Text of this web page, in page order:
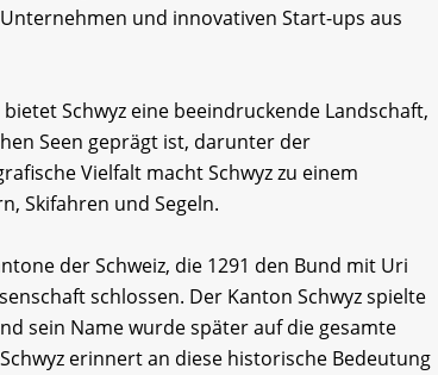
und innovativen Start-ups aus
Schwyz eine beeindruckende Landschaft,
Seen geprägt ist, darunter der
Vielfalt macht Schwyz zu einem
Skifahren und Segeln.
der Schweiz, die 1291 den Bund mit Uri
schlossen. Der Kanton Schwyz spielte
sein Name wurde später auf die gesamte
erinnert an diese historische Bedeutung